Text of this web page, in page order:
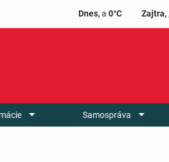
Dnes, a 0°C Zajtra,,
Samospráva